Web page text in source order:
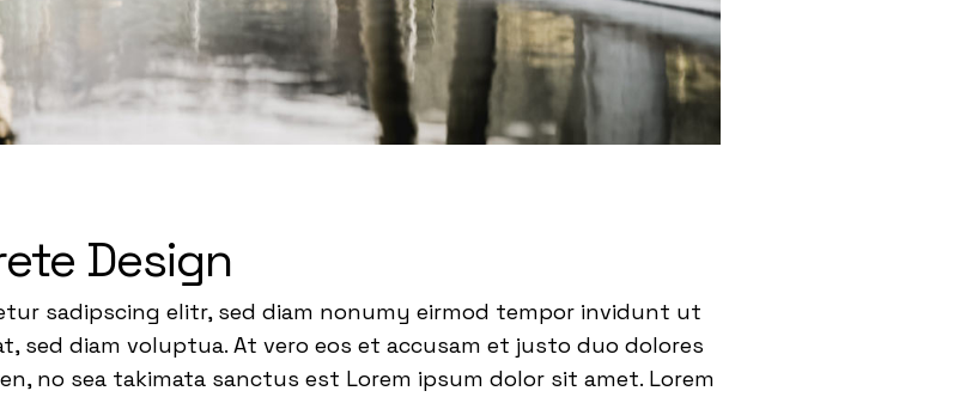
Design
sadipscing elitr, sed diam nonumy eirmod tempor invidunt ut
sed diam voluptua. At vero eos et accusam et justo duo dolores
no sea takimata sanctus est Lorem ipsum dolor sit amet. Lorem